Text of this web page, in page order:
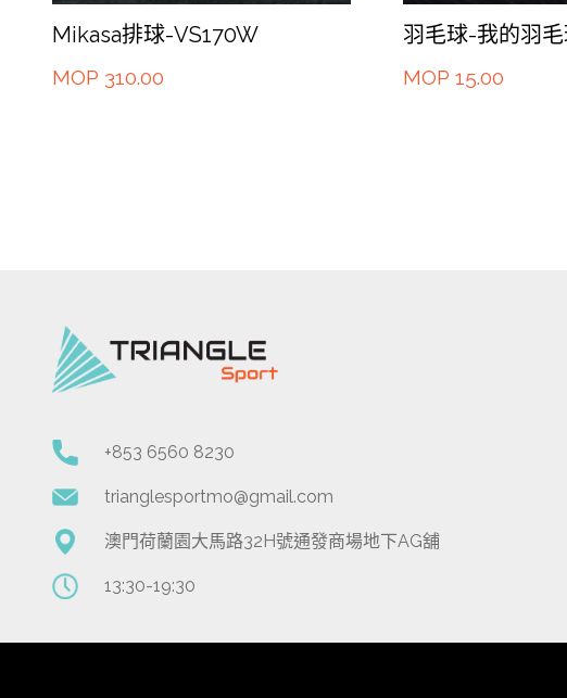
Mikasa排球-VS170W
MOP 310.00
羽毛球-我的羽
MOP 15.00
+853 6560 8230
trianglesportmo@gmail.com
澳門荷蘭園大馬路32H號通發商場地下AG舖
13:30-19:30